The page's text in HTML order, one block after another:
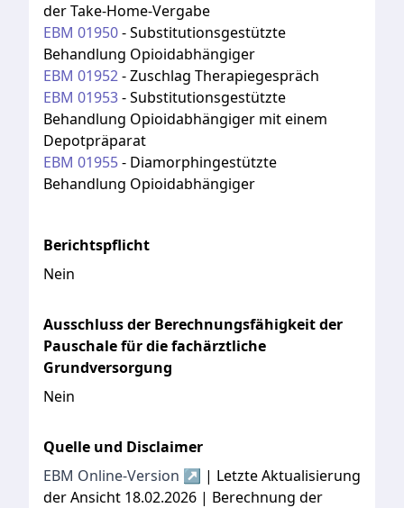
der Take-Home-Vergabe
EBM 01950-Substitutionsgestützte
Behandlung Opioidabhängiger
EBM 01952-Zuschlag Therapiegespräch
EBM 01953-Substitutionsgestützte
Behandlung Opioidabhängiger mit einem
Depotpräparat
EBM 01955- Diamorphingestützte
Behandlung Opioidabhängiger
Berichtspflicht
Nein
Ausschluss der Berechnungsfähigkeit der
Pauschale für die fachärztliche
Grundversorgung
Nein
Quelle und Disclaimer
EBM Online-Version ↗ | Letzte Aktualisierung
der Ansicht 18.02.2026 | Berechnung der